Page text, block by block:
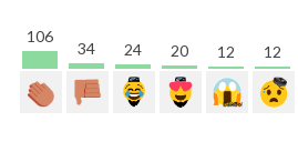
106
34 24 20 12 12